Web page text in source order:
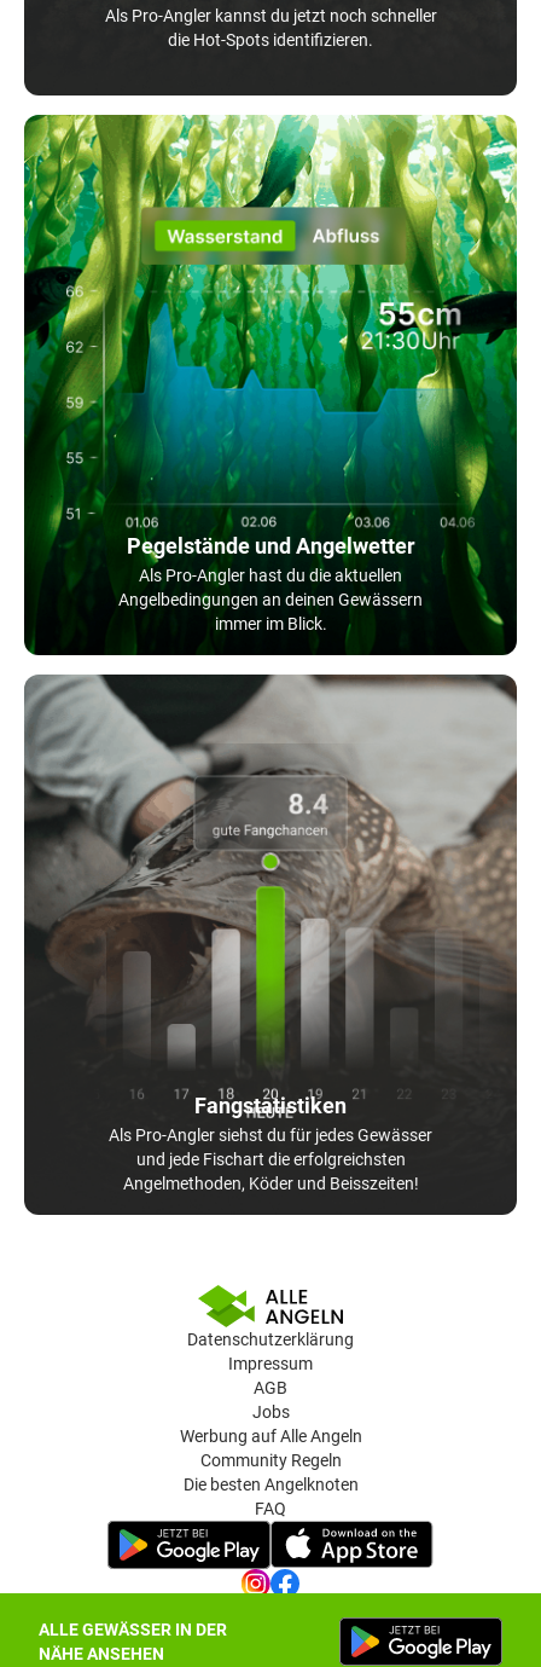
ALLE GEWÄSSER IN DER
NÄHE ANSEHEN
Als Pro-Angler kannst du jetzt noch schneller
die Hot-Spots identifizieren.
Pegelstände und Angelwetter
Als Pro-Angler hast du die aktuellen
Angelbedingungen an deinen Gewässern
immer im Blick.
Fangstatistiken
Als Pro-Angler siehst du für jedes Gewässer
und jede Fischart die erfolgreichsten
Angelmethoden, Köder und Beisszeiten!
Datenschutzerklärung
Impressum
AGB
Jobs
Werbung auf Alle Angeln
Community Regeln
Die besten Angelknoten
FAQ
Datenschutz-Einstellungen